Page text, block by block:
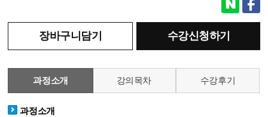
수강신청하기
장바구니담기
과정소개 강의목차 수강후기
과정소개